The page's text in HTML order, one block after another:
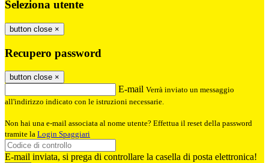
Seleziona utente
button close ×
Recupero password
button close ×
E-mail Verrà inviato un messaggio
all'indirizzo indicato con le istruzioni necessarie.
Non hai una e-mail associata al nome utente? Effettua il reset della password
tramite la Login Spaggiari
E-mail inviata, si prega di controllare la casella di posta elettronica!